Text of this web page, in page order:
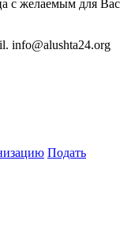
с желаемым для Вас
info@alushta24.org
Подать